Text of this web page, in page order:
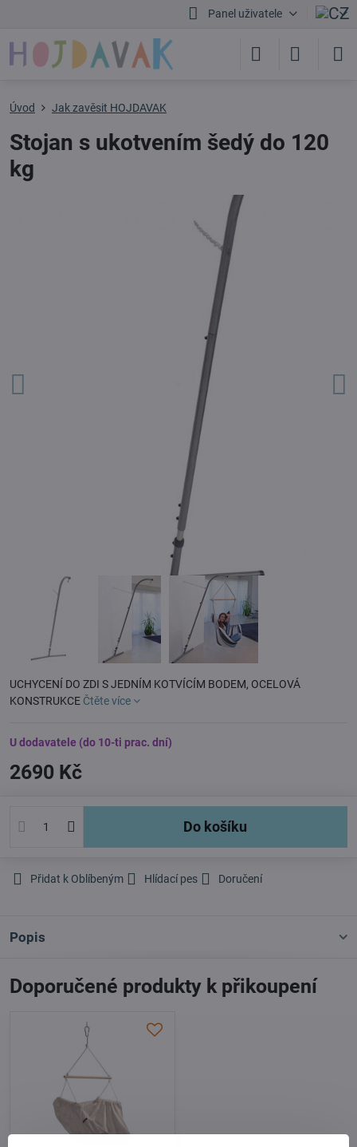
Panel uživatele
Úvod Jak zavěsit HOJDAVAK
Stojan s ukotvením šedý do 120
kg
UCHYCENÍ DO ZDI S JEDNÍM KOTVÍCÍM BODEM, OCELOVÁ
KONSTRUKCE Čtěte více
U dodavatele (do 10-ti prac. dní)
2690 Kč
Do košíku
Přidat k Oblíbeným Hlídací pes Doručení
Popis
Doporučené produkty k přikoupení